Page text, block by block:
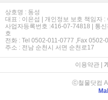
상호명 : 동성
대표 : 이은섭 | 개인정보 보호 책임자 :
사업자등록번호 :416-07-74818 | 통
호
전화 : Tel 0502-011-0777 ,Fax
주소 : 전남 순천시 서면 순천로17
이용약관|
ⓒ철물닷컴